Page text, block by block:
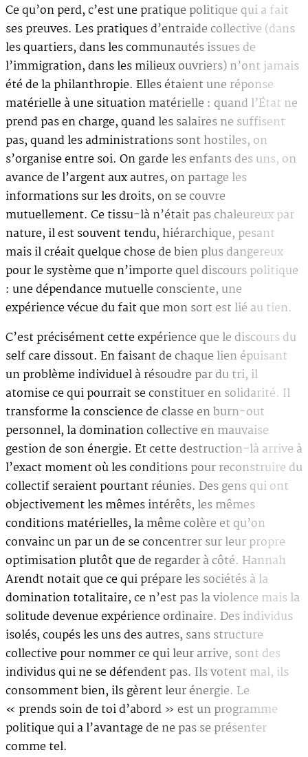
Ce qu’on perd, c’est une pratique politique qui a fait
ses preuves. Les pratiques d’entraide collective (dans
les quartiers, dans les communautés issues de
l’immigration, dans les milieux ouvriers) n’ont jamais
été de la philanthropie. Elles étaient une réponse
matérielle à une situation matérielle : quand l’État ne
prend pas en charge, quand les salaires ne suffisent
pas, quand les administrations sont hostiles, on
s’organise entre soi. On garde les enfants des uns, on
avance de l’argent aux autres, on partage les
informations sur les droits, on se couvre
mutuellement. Ce tissu-là n’était pas chaleureux par
nature, il est souvent tendu, hiérarchique, pesant
mais il créait quelque chose de bien plus dangereux
pour le système que n’importe quel discours politique
: une dépendance mutuelle consciente, une
expérience vécue du fait que mon sort est lié au tien.
C’est précisément cette expérience que le discours du
self care dissout. En faisant de chaque lien épuisant
un problème individuel à résoudre par du tri, il
atomise ce qui pourrait se constituer en solidarité. Il
transforme la conscience de classe en burn-out
personnel, la domination collective en mauvaise
gestion de son énergie. Et cette destruction-là arrive à
l’exact moment où les conditions pour reconstruire du
collectif seraient pourtant réunies. Des gens qui ont
objectivement les mêmes intérêts, les mêmes
conditions matérielles, la même colère et qu’on
convainc un par un de se concentrer sur leur propre
optimisation plutôt que de regarder à côté. Hannah
Arendt notait que ce qui prépare les sociétés à la
domination totalitaire, ce n’est pas la violence mais la
solitude devenue expérience ordinaire. Des individus
isolés, coupés les uns des autres, sans structure
collective pour nommer ce qui leur arrive, sont des
individus qui ne se défendent pas. Ils votent mal, ils
consomment bien, ils gèrent leur énergie. Le
« prends soin de toi d’abord » est un programme
politique qui a l’avantage de ne pas se présenter
comme tel.